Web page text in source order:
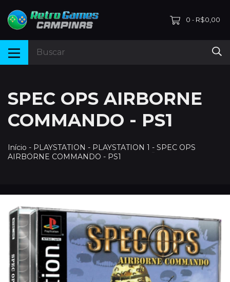
0 - R$0,00
SPEC OPS AIRBORNE
COMMANDO - PS1
Início - PLAYSTATION - PLAYSTATION 1 - SPEC OPS
AIRBORNE COMMANDO - PS1